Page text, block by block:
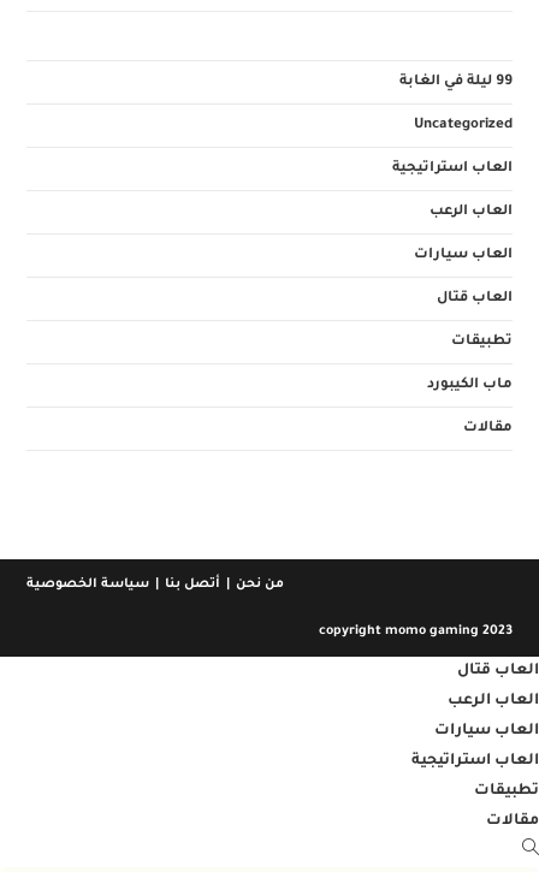
99 ليلة في الغابة
Uncategorized
العاب استراتيجية
العاب الرعب
العاب سيارات
العاب قتال
تطبيقات
ماب الكيبورد
مقالات
من نحن أتصل بنا سياسة الخصوصية
copyright momo gaming 2023
العاب قتال
العاب الرعب
العاب سيارات
العاب استراتيجية
تطبيقات
مقالات
Toggle